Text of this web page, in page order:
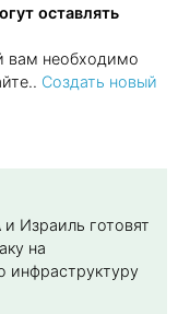
оставлять
вам необходимо
Создать новый
Израиль готовят
на
инфраструктуру